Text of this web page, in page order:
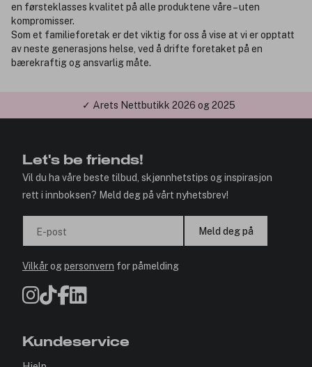
en førsteklasses kvalitet på alle produktene våre – uten
kompromisser.
Som et familieforetak er det viktig for oss å vise at vi er opptatt
av neste generasjons helse, ved å drifte foretaket på en
bærekraftig og ansvarlig måte.
✓ Årets Nettbutikk 2026 og 2025
Let's be friends!
Vil du ha våre beste tilbud, skjønnhetstips og inspirasjon
rett i innboksen? Meld deg på vårt nyhetsbrev!
E-post Meld deg på
Vilkårogpersonvern for påmelding
Kundeservice